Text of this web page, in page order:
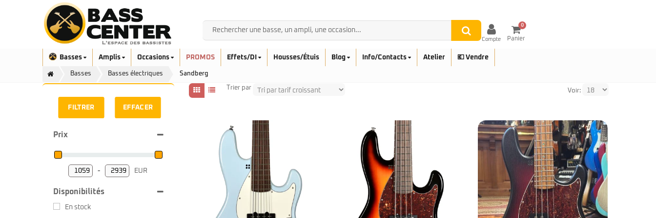
Compte
0
Panier
Basses
Aquilina
Danelectro
Duvoisin
Höfner
Serie SR
Rickenbacker
Sadowsky
Sandberg
Squier
Affinity
Serie Mini
BASSES ACOUSTIQUES
Breedlove
Fender
Furch
Guild
Sigma
Takamine
Amplis Occasions PROMOS Effets/DI Housses/Étuis Blog Info/Contacts Atelier 💶 Vendre
Basses Basses électriques Sandberg
Trier par Voir:
FILTRER EFFACER
Prix
Minimum Price
-
Maximum Price
EUR
Disponibilités
En stock